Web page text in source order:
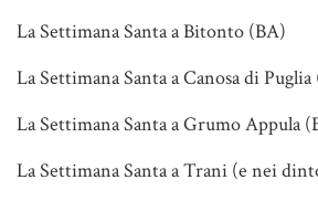
La Settimana Santa a Bitonto (BA)
La Settimana Santa a Canosa di
La Settimana Santa a Grumo Appula
La Settimana Santa a Trani (e nei